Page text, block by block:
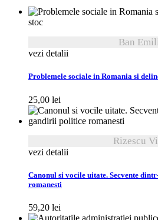
stoc
Ban
vezi detalii
Problemele sociale in Romania si
25,00 lei
Rizescu
vezi detalii
Canonul si vocile uitate. Secvente
romanesti
59,20 lei